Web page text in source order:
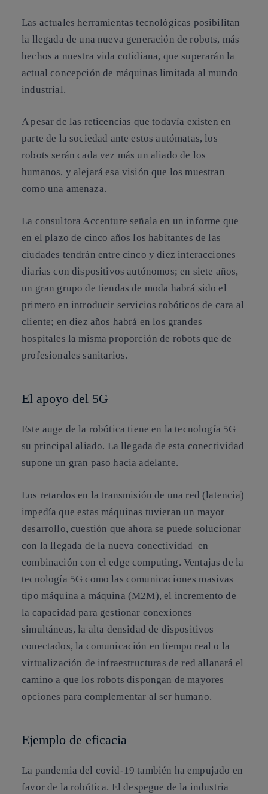
Las actualesherramientas tecnológicas posibilitan
la llegada de una nueva generación de robots, más
hechos a nuestra vida cotidiana, que superarán la
actual concepción de máquinas limitada al mundo
industrial.
A pesar de las reticencias que todavía existen en
parte de la sociedad ante estos autómatas, los
robots serán cada vez más un aliado de los
humanos, y alejará esa visión que los muestran
como una amenaza.
La consultora Accenture señala en un informe que
en el plazo de cinco años los habitantes de las
ciudades tendrán entre cinco y diez interacciones
diarias con dispositivos autónomos; en siete años,
un gran grupo de tiendas de moda habrá sido el
primero en introducir servicios robóticos de cara al
cliente; en diez años habrá en los grandes
hospitales la misma proporción de robots que de
profesionales sanitarios.
El apoyo del 5G
Este auge de la robótica tiene en latecnología 5G
su principal aliado. La llegada de esta conectividad
supone un gran paso hacia adelante.
Los retardos en la transmisión de una red (latencia)
impedía que estas máquinas tuvieran un mayor
desarrollo, cuestión que ahora se puede solucionar
con la llegada de la nueva conectividad en
combinación con el edge computing. Ventajas de la
tecnología 5G como las comunicaciones masivas
tipo máquina a máquina (M2M), el incremento de
la capacidad para gestionar conexiones
simultáneas, la alta densidad de dispositivos
conectados, la comunicación en tiempo real o la
virtualización de infraestructuras de red allanará el
camino a que los robots dispongan de mayores
opciones para complementar al ser humano.
Ejemplo de eficacia
La pandemia del covid-19 también ha empujado en
favor de la robótica. El despegue de la industria